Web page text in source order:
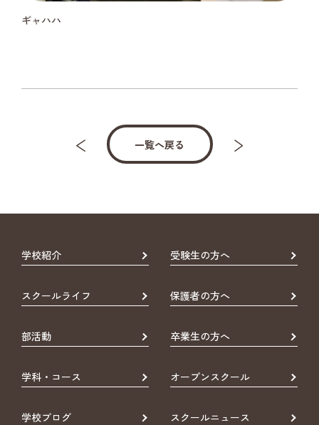
ギャハハ
一覧へ戻る
学校紹介 受験生の方へ
スクールライフ 保護者の方へ
部活動 卒業生の方へ
学科・コース オープンスクール
学校ブログ スクールニュース